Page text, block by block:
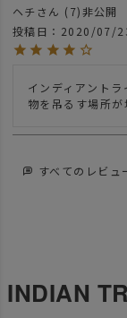
ヘチ 7 非公開
投稿日
2020/07/
インディアントラ
物を吊るす場所が
すべてのレビュ
INDIAN